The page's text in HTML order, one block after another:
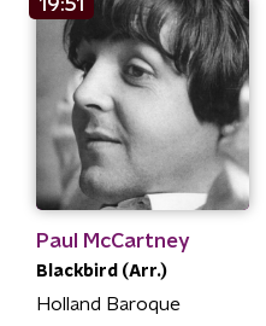
19:51
Paul McCartney
Blackbird (Arr.)
Holland Baroque